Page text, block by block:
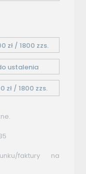
zł / 1800 zzs.
ustalenia
zł / 1800 zzs.
faktury na